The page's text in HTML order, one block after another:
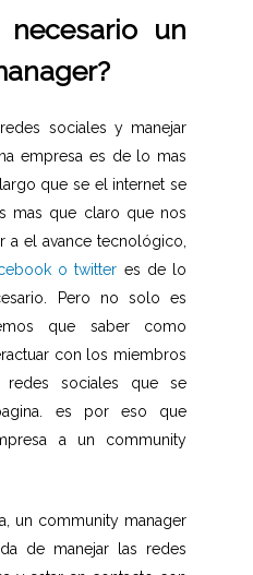
un
sociales y manejar
empresa es de lo mas
que se el internet se
mas que claro que nos
a el avance tecnológico,
o twitter es de lo
Pero no solo es
que saber como
con los miembros
sociales que se
es por eso que
a un community
un community manager
de manejar las redes